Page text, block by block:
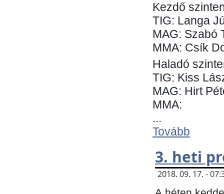
Kezdő
TIG: Langa
MAG: Szabó
MMA: Csík
Haladó
TIG: Kiss
MAG: Hirt
MMA:
...
Tovább
3. heti
2018. 09. 17. -